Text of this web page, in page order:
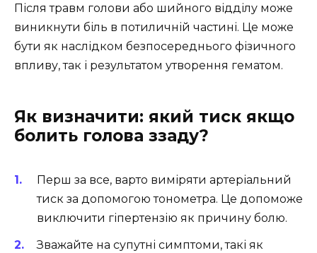
Після травм голови або шийного відділу може
виникнути біль в потиличній частині. Це може
бути як наслідком безпосереднього фізичного
впливу, так і результатом утворення гематом.
Як визначити: який тиск якщо
болить голова ззаду?
Перш за все, варто виміряти артеріальний
тиск за допомогою тонометра. Це допоможе
виключити гіпертензію як причину болю.
Зважайте на супутні симптоми, такі як